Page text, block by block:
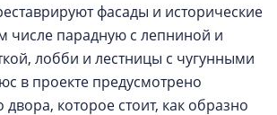
фасады и исторические
числе парадную с лепниной и
лобби и лестницы с чугунными
в проекте предусмотрено
двора, которое стоит, как образно